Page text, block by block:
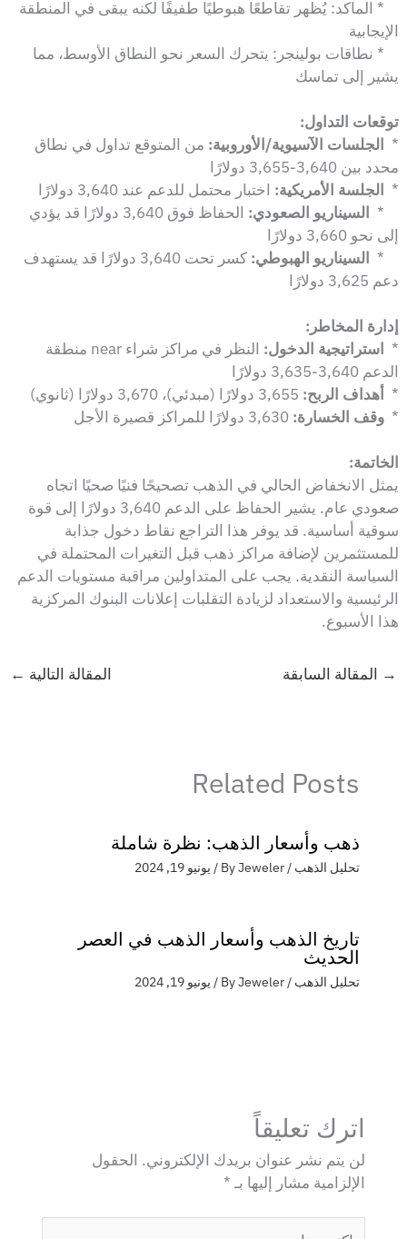
* الماكد: يُظهر تقاطعًا هبوطيًا طفيفًا لكنه يبقى في المنطقة
الإيجابية
* نطاقات بولينجر: يتحرك السعر نحو النطاق الأوسط، مما
يشير إلى تماسك
توقعات التداول:
* الجلسات الآسيوية/الأوروبية: من المتوقع تداول في نطاق
محدد بين 3,640-3,655 دولارًا
* الجلسة الأمريكية: اختبار محتمل للدعم عند 3,640 دولارًا
* السيناريو الصعودي:
الحفاظ فوق 3,640 دولارًا قد يؤدي
إلى نحو 3,660 دولارًا
* السيناريو الهبوطي:
كسر تحت 3,640 دولارًا قد يستهدف
دعم 3,625 دولارًا
إدارة المخاطر:
* استراتيجية الدخول:
النظر في مراكز شراء near منطقة
الدعم 3,640-3,635 دولارًا
* أهداف الربح: 3,655 دولارًا (مبدئي)، 3,670 دولارًا (ثانوي)
* وقف الخسارة: 3,630 دولارًا للمراكز قصيرة الأجل
الخاتمة:
يمثل الانخفاض الحالي في الذهب تصحيحًا فنيًا صحيًا اتجاه
صعودي عام. يشير الحفاظ على الدعم 3,640 دولارًا إلى قوة
سوقية أساسية. قد يوفر هذا التراجع نقاط دخول جذابة
للمستثمرين لإضافة مراكز ذهب قبل التغيرات المحتملة في
السياسة النقدية. يجب على المتداولين مراقبة مستويات الدعم
الرئيسية والاستعداد لزيادة التقلبات إعلانات البنوك المركزية
هذا الأسبوع.
→ المقالة السابقة المقالة التالية ←
Related Posts
ذهب وأسعار الذهب: نظرة شاملة
تحليل الذهب / By
Jeweler
/ يونيو 19, 2024
تاريخ الذهب وأسعار الذهب في العصر
الحديث
تحليل الذهب / By
Jeweler
/ يونيو 19, 2024
اترك تعليقاً
لن يتم نشر عنوان بريدك الإلكتروني. الحقول
الإلزامية مشار إليها بـ *